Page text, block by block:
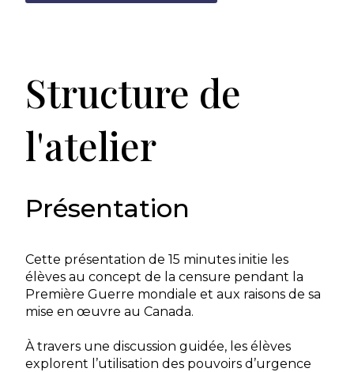
Structure de
l'atelier
Présentation
Cette présentation de 15 minutes initie les
élèves au concept de la censure pendant la
Première Guerre mondiale et aux raisons de sa
mise en œuvre au Canada.
À travers une discussion guidée, les élèves
explorent l’utilisation des pouvoirs d’urgence